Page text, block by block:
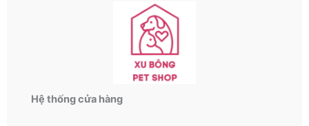
Hệ thống cửa hàng